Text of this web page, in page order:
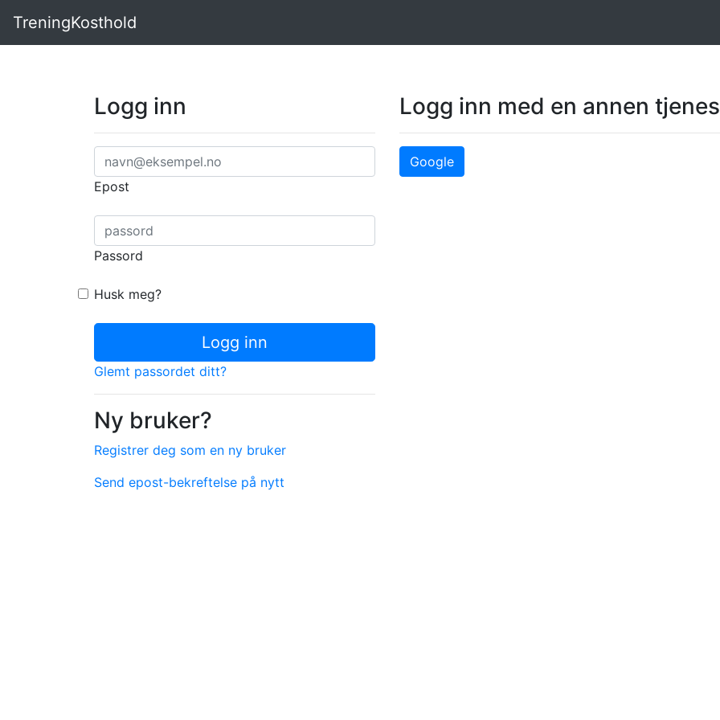
TreningKosthold
Logg inn
Epost
Passord
Husk meg?
Logg inn
Glemt passordet ditt?
Ny bruker?
Registrer deg som en ny bruker
Send epost-bekreftelse på nytt
Logg inn med en annen
Google